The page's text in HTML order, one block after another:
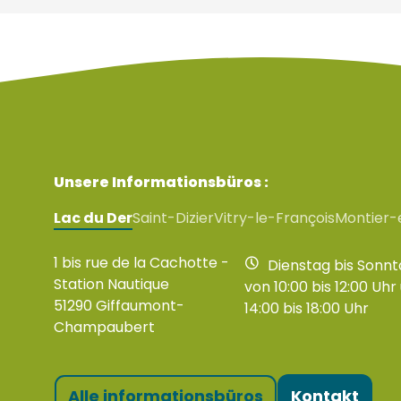
Unsere Informationsbüros :
Lac du DerSaint-DizierVitry-le-François
1 bis rue de la Cachotte -
Station Nautique
51290 Giffaumont-
Champaubert
Dienstag bis
von 10:00 bis 12:00
14:00 bis 18:00 Uhr
Alle informationsbüros Kontakt